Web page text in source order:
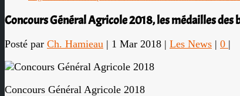
Concours Général Agricole 2018, les médailles des
Posté par Ch. Hamieau | 1 Mar 2018 | Les News | 0 |
Concours Général Agricole 2018